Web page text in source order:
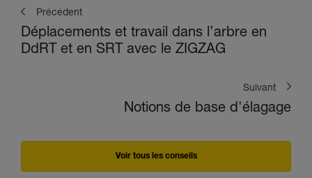
Précédent
Déplacements et travail dans l’arbre en
DdRT et en SRT avec le ZIGZAG
Suivant
Notions de base d'élagage
Voir tous les conseils